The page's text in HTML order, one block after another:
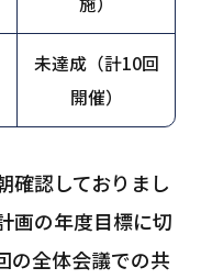
未達成（計10回
開催）
確認しておりまし
画の年度目標に切
の全体会議での共